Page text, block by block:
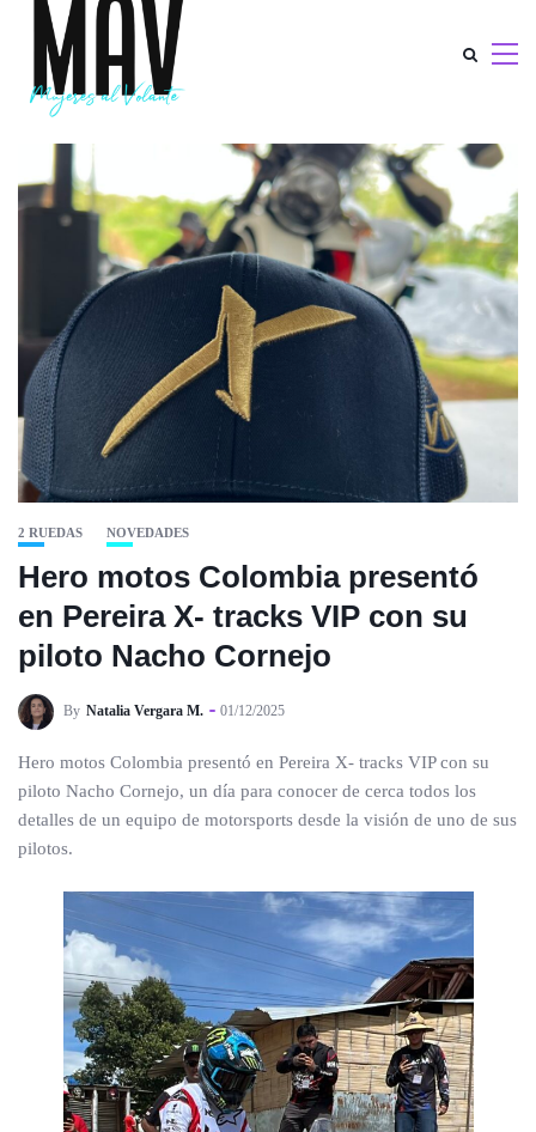
2 RUEDAS NOVEDADES
Hero motos Colombia presentó
en Pereira X- tracks VIP con su
piloto Nacho Cornejo
By Natalia Vergara M. 01/12/2025
Hero motos Colombia presentó en Pereira X- tracks VIP con su
piloto Nacho Cornejo, un día para conocer de cerca todos los
detalles de un equipo de motorsports desde la visión de uno de sus
pilotos.